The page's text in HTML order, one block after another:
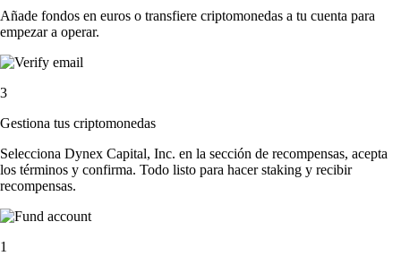
Añade fondos en euros o transfiere criptomonedas a tu cuenta para
empezar a operar.
3
Gestiona tus criptomonedas
Selecciona Dynex Capital, Inc. en la sección de recompensas, acepta
los términos y confirma. Todo listo para hacer staking y recibir
recompensas.
1